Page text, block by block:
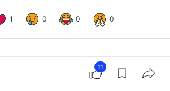
1 0 0 0
11